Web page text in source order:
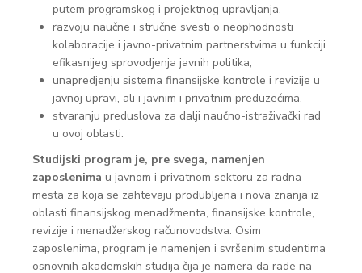
putem programskog i projektnog upravljanja,
razvoju naučne i stručne svesti o neophodnosti
kolaboracije i javno-privatnim partnerstvima u funkciji
efikasnijeg sprovodjenja javnih politika,
unapredjenju sistema finansijske kontrole i revizije u
javnoj upravi, ali i javnim i privatnim preduzećima,
stvaranju preduslova za dalji naučno-istraživački rad
u ovoj oblasti.
Studijski program je, pre svega, namenjen
zaposlenima u javnom i privatnom sektoru za radna
mesta za koja se zahtevaju produbljena i nova znanja iz
oblasti finansijskog menadžmenta, finansijske kontrole,
revizije i menadžerskog računovodstva. Osim
zaposlenima, program je namenjen i svršenim studentima
osnovnih akademskih studija čija je namera da rade na